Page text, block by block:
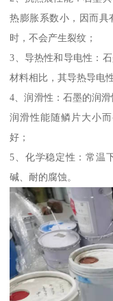
热膨胀系数小，因而具
时，不会产生裂纹；
3、导热性和导电性：
材料相比，其导热导电
4、润滑性：石墨的润
润滑性能随鳞片大小
好；
5、化学稳定性：常温
碱、耐的腐蚀。